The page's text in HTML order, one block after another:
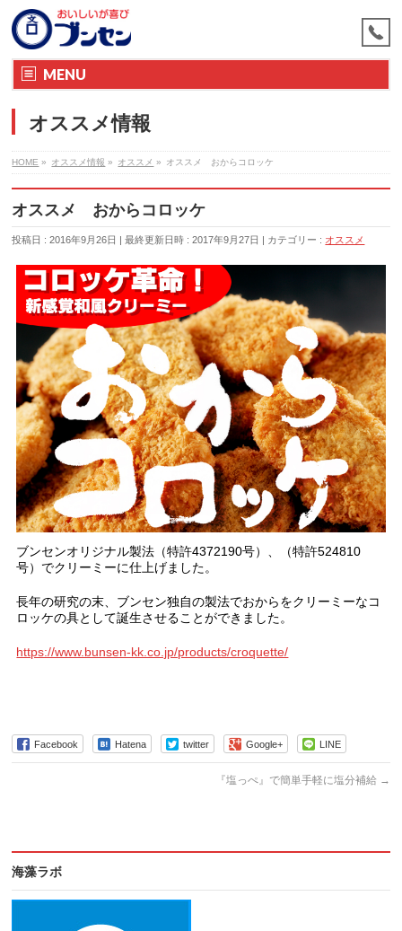
MENU
オススメ情報
HOME » オススメ情報 » オススメ » オススメ おからコロッケ
オススメ おからコロッケ
投稿日 : 2016年9月26日 最終更新日時 : 2017年9月27日 カテゴリー : オススメ
ブンセンオリジナル製法（特許4372190号）、（特許524810
号）でクリーミーに仕上げました。
長年の研究の末、ブンセン独自の製法でおからをクリーミーなコ
ロッケの具として誕生させることができました。
https://www.bunsen-kk.co.jp/products/croquette/
Facebook Hatena twitter Google+ LINE
『塩っぺ』で簡単手軽に塩分補給 →
海藻ラボ